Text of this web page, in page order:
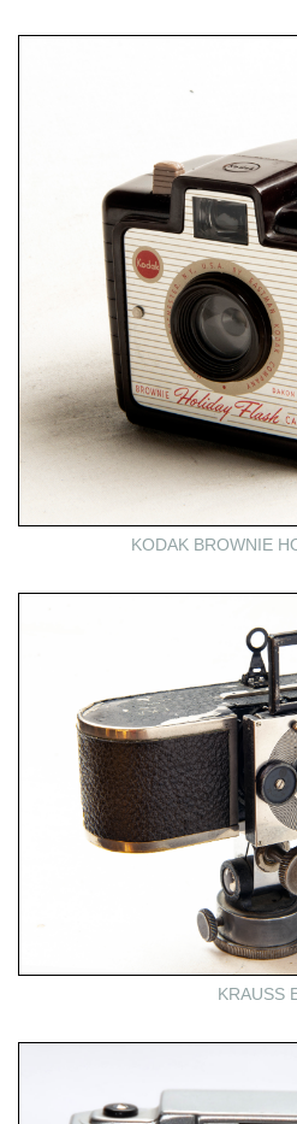
KODAK BROWNIE
KRAUSS